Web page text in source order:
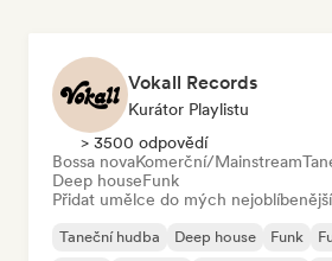
Vokall Records
Kurátor Playlistu
> 3500 odpovědí
Bossa novaKomerční/Mainstream
Deep houseFunk
Přidat umělce do mých
Taneční hudba Deep house Funk